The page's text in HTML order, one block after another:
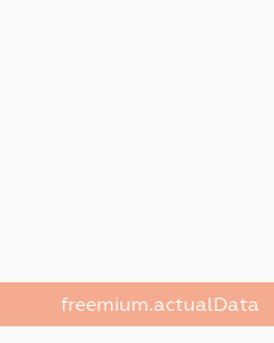
freemium.actualData